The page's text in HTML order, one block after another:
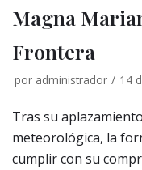
Magna
Frontera
por administrador 14
Tras su
meteorológica, la
cumplir con su